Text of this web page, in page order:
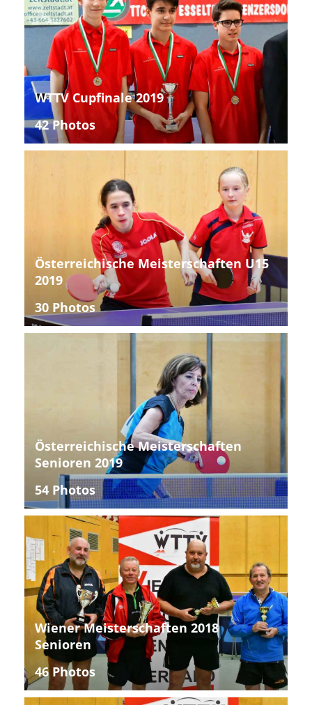
WTTV Cupfinale 2019
42 Photos
Österreichische Meisterschaften U15
2019
30 Photos
Österreichische Meisterschaften
Senioren 2019
54 Photos
Wiener Meisterschaften 2018
Senioren
46 Photos